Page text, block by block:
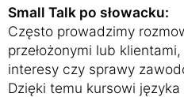
Small Talk po słowacku:
Często prowadzimy
przełożonymi lub
interesy czy sprawy
Dzięki temu kursowi